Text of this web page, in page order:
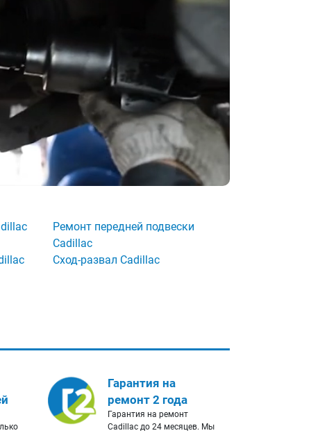
Ремонт передней подвески
Cadillac
Сход-развал Cadillac
Гарантия на
ремонт 2 года
Гарантия на ремонт
Cadillac до 24 месяцев. Мы